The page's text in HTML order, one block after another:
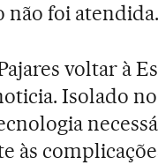
não foi atendida.
voltar à
Isolado
às